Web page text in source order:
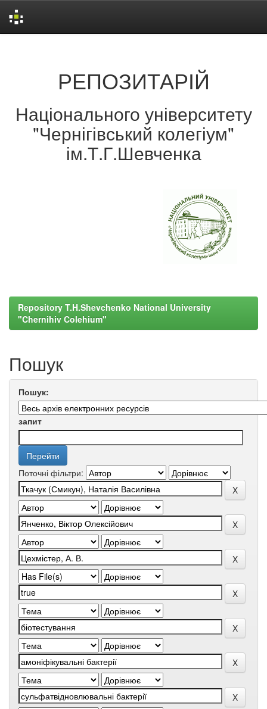
РЕПОЗИТАРІЙ
Національного університету
"Чернігівський колегіум"
ім.Т.Г.Шевченка
Repository T.H.Shevchenko National University
"Chernihiv Colehium"
Пошук
Пошук:
запит
Поточні фільтри: